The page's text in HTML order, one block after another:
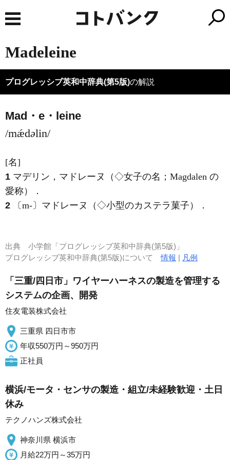
Madeleine
プログレッシブ英和中辞典(第5版)の解説
Mad・e・leine
/mǽdəlin/
[名]
1 マデリン，マドレーヌ（◇女子の名；Magdalen の
愛称）
．
2 〔m-〕マドレーヌ（◇小型のカステラ菓子） ．
出典 小学館「プログレッシブ英和中辞典(第5版)」
プログレッシブ英和中辞典(第5版)について情報 | 凡例
「三重/四日市」ワイヤーハーネスの製造を管理する
システムの企画、開発
住友電装株式会社
三重県 四日市市
年収550万円～950万円
正社員
横浜/モータ・センサの製造・組立/未経験歓迎・土日
休み
テクノハンズ株式会社
神奈川県 横浜市
月給22万円～35万円